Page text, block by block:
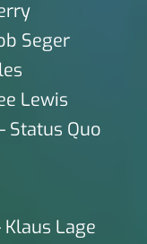
Seger
Lewis
Status Quo
Lage